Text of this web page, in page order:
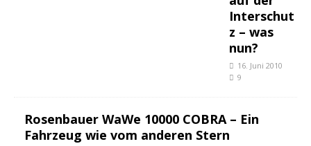
Interschut
z – was
nun?
16. Juni 2010
9
Rosenbauer WaWe 10000 COBRA – Ein
Fahrzeug wie vom anderen Stern